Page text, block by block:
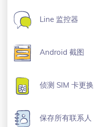
Line 监控器
Android 截图
侦测 SIM 卡更换
保存所有联系人